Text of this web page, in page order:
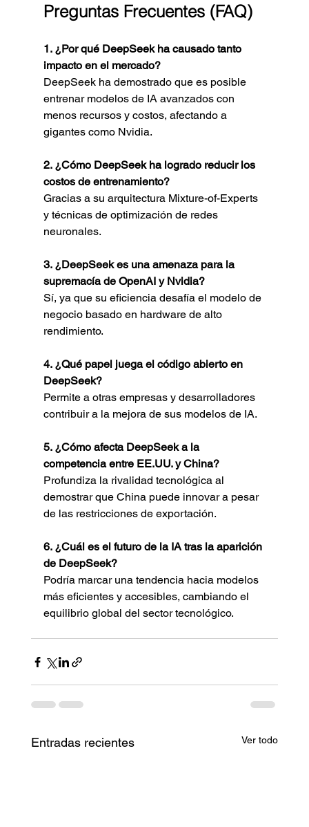
Preguntas Frecuentes (FAQ)
1. ¿Por qué DeepSeek ha causado tanto
impacto en el mercado?
DeepSeek ha demostrado que es posible
entrenar modelos de IA avanzados con
menos recursos y costos, afectando a
gigantes como Nvidia.
2. ¿Cómo DeepSeek ha logrado reducir los
costos de entrenamiento?
Gracias a su arquitectura Mixture-of-Experts
y técnicas de optimización de redes
neuronales.
3. ¿DeepSeek es una amenaza para la
supremacía de OpenAI y Nvidia?
Sí, ya que su eficiencia desafía el modelo de
negocio basado en hardware de alto
rendimiento.
4. ¿Qué papel juega el código abierto en
DeepSeek?
Permite a otras empresas y desarrolladores
contribuir a la mejora de sus modelos de IA.
5. ¿Cómo afecta DeepSeek a la
competencia entre EE.UU. y China?
Profundiza la rivalidad tecnológica al
demostrar que China puede innovar a pesar
de las restricciones de exportación.
6. ¿Cuál es el futuro de la IA tras la aparición
de DeepSeek?
Podría marcar una tendencia hacia modelos
más eficientes y accesibles, cambiando el
equilibrio global del sector tecnológico.
Entradas recientes Ver todo